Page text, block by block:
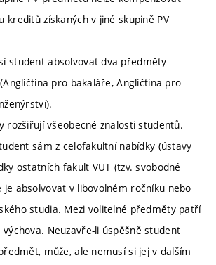
kreditů získaných v jiné skupině PV
student absolvovat dva předměty
pro bakaláře, Angličtina pro
rozšiřují všeobecné znalosti studentů.
sám z celofakultní nabídky (ústavy
ostatních fakult VUT (tzv. svobodné
je absolvovat v libovolném ročníku nebo
studia. Mezi volitelné předměty patří
Neuzavře-li úspěšně student
může, ale nemusí si jej v dalším